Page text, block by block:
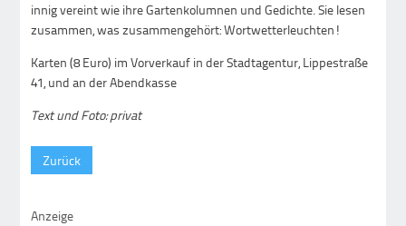
innig vereint wie ihre Gartenkolumnen und Gedichte. Sie lesen
zusammen, was zusammengehört: Wortwetterleuchten!
Karten (8 Euro) im Vorverkauf in der Stadtagentur, Lippestraße
41, und an der Abendkasse
Text und Foto: privat
Zurück
Anzeige